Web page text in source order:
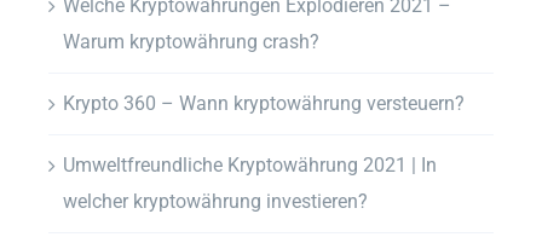
Welche Kryptowährungen Explodieren 2021 –
Warum kryptowährung crash?
Krypto 360 – Wann kryptowährung versteuern?
Umweltfreundliche Kryptowährung 2021 | In
welcher kryptowährung investieren?